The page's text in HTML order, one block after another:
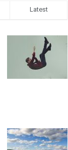
Latest